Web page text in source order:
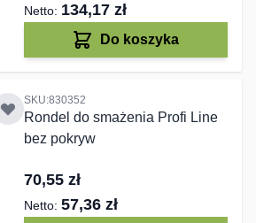
134,17 zł
Do koszyka
SKU:830352
Rondel do smażenia Profi Line
bez pokryw
70,55 zł
57,36 zł